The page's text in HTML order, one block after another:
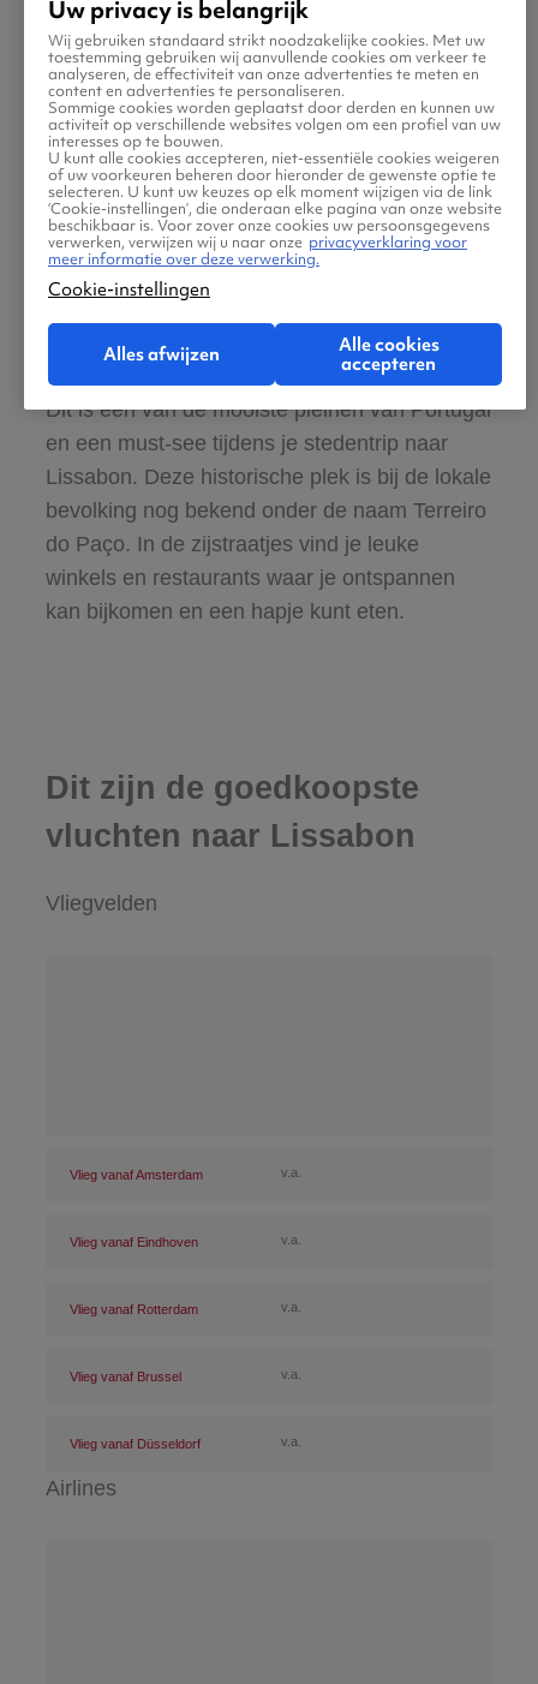
Een bezoek aan Lissabon is niet compleet
zonder een dagtrip naar het historische
Belém. De iconische Torre de Belém is een
fort dat oorspronkelijk werd gebouwd om de
haven van Lissabon te beschermen. Vlakbij
vind je het prachtige Mosteiro dos Jerónimos;
een eeuwenoud klooster dat op de
werelderfgoedlijst van UNESCO staat en een
meesterwerk van de Manuelstijl is.
Ontdek Praça do Comércio
Dit is een van de mooiste pleinen van Portugal
en een must-see tijdens je stedentrip naar
Lissabon. Deze historische plek is bij de lokale
bevolking nog bekend onder de naam Terreiro
do Paço. In de zijstraatjes vind je leuke
winkels en restaurants waar je ontspannen
kan bijkomen en een hapje kunt eten.
Dit zijn de goedkoopste
vluchten naar Lissabon
Vliegvelden
Vlieg vanaf Amsterdam v.a.
Vlieg vanaf Eindhoven v.a.
Vlieg vanaf Rotterdam v.a.
Vlieg vanaf Brussel v.a.
Vlieg vanaf Düsseldorf v.a.
Airlines
Uw privacy is belangrijk
Wij gebruiken standaard strikt noodzakelijke cookies. Met uw
toestemming gebruiken wij aanvullende cookies om verkeer te
analyseren, de effectiviteit van onze advertenties te meten en
content en advertenties te personaliseren.
Sommige cookies worden geplaatst door derden en kunnen uw
activiteit op verschillende websites volgen om een profiel van uw
interesses op te bouwen.
U kunt alle cookies accepteren, niet-essentiële cookies weigeren
of uw voorkeuren beheren door hieronder de gewenste optie te
selecteren. U kunt uw keuzes op elk moment wijzigen via de link
‘Cookie-instellingen’, die onderaan elke pagina van onze website
beschikbaar is. Voor zover onze cookies uw persoonsgegevens
verwerken, verwijzen wij u naar onze privacyverklaring voor
meer informatie over deze verwerking.
Cookie-instellingen
Alles afwijzen
Alle cookies
accepteren